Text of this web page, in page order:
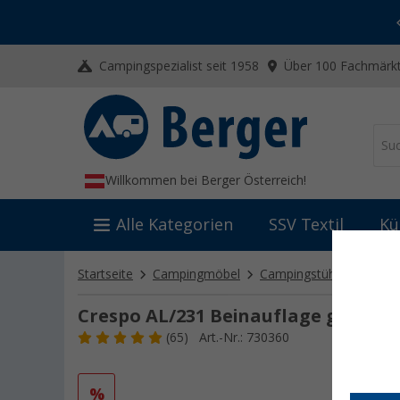
Campingspezialist seit 1958 Über 100
Willkommen bei Berger Österreich!
Alle Kategorien SSV Textil
Startseite Campingmöbel Campingstühle
Crespo AL/231 Beinauflage grau
(65) Art.-Nr.: 730360
%